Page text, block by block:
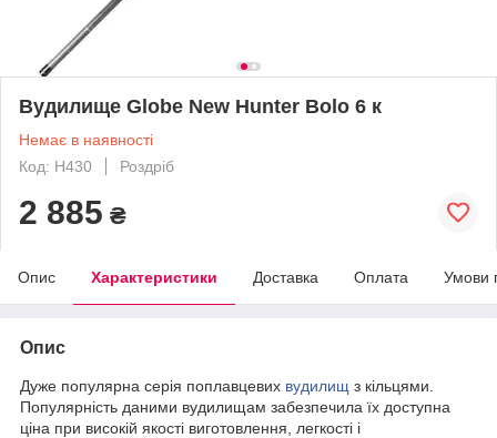
Вудилище Globe New Hunter Bolo 6 к
Немає в наявності
Код: Н430
Роздріб
2 885 ₴
Опис Характеристики Доставка Оплата Умови
Опис
Дуже популярна серія поплавцевих вудилищ з кільцями.
Популярність даними вудилищам забезпечила їх доступна
ціна при високій якості виготовлення, легкості і